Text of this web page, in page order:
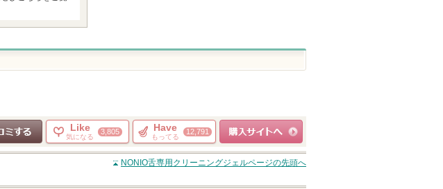
コミする
Like
気になる
3,805 Have
もってる
12,791
ショッピングサイト
へ
NONIO舌専用クリーニングジェルページの先頭へ